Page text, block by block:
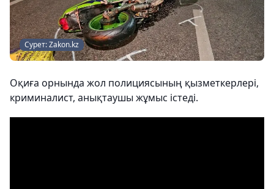
Сурет: Zakon.kz
Оқиға орнында жол полициясының қызметкерлері,
криминалист, анықтаушы жұмыс істеді.